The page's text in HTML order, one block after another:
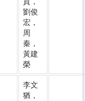
劉俊
宏，
周
秦，
黃建
榮
李文
猶，